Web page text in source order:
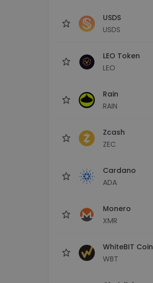
USDS
USDS
LEO Token
LEO
Rain
RAIN
Zcash
ZEC
Cardano
ADA
Monero
XMR
WhiteBIT Coin
WBT